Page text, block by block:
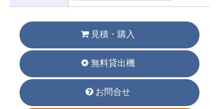
見積・購入
無料貸出機
お問合せ